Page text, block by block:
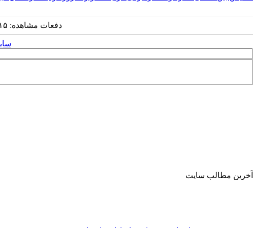
دفعات مشاهده: ۲۱۵ بار |
آخرین مطالب سایت